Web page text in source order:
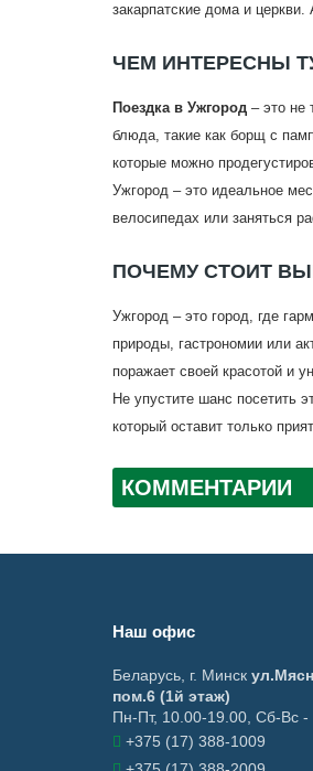
закарпатские дома и церкви.
ЧЕМ ИНТЕРЕСНЫ
Поездка в Ужгород – это не
блюда, такие как борщ с
которые можно
Ужгород – это идеальное
велосипедах или заняться
ПОЧЕМУ СТОИТ
Ужгород – это город, где
природы, гастрономии или
поражает своей красотой и
Не упустите шанс посетить
который оставит только
КОММЕНТАРИИ
Наш офис
Беларусь г. Минск
пом.6 (1й этаж)
Пн-Пт, 10.00-19.00, Сб-Вс -
+375 (17) 388-1009